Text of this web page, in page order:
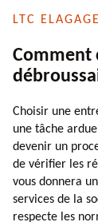
LTC
Comment
Choisir une
une tâche
devenir un
de vérifier les
vous donnera
services de la
respecte les